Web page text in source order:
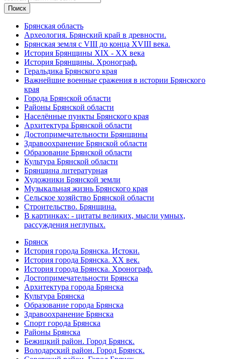
Брянская область
Археология. Брянский край в древности.
Брянская земля с VIII до конца XVIII века.
История Брянщины XIX - XX века
История Брянщины. Хронограф.
Геральдика Брянского края
Важнейшие военные сражения в истории Брянского
края
Города Брянской области
Районы Брянской области
Населённые пункты Брянского края
Архитектура Брянской области
Достопримечательности Брянщины
Здравоохранение Брянской области
Образование Брянской области
Культура Брянской области
Брянщина литературная
Художники Брянской земли
Музыкальная жизнь Брянского края
Сельское хозяйство Брянской области
Строительство. Брянщина.
В картинках: - цитаты великих, мысли умных,
рассуждения неглупых.
Брянск
История города Брянска. Истоки.
История города Брянска. XX век.
История города Брянска. Хронограф.
Достопримечательности Брянска
Архитектура города Брянска
Культура Брянска
Образование города Брянска
Здравоохранение Брянска
Спорт города Брянска
Районы Брянска
Бежицкий район. Город Брянск.
Володарский район. Город Брянск.